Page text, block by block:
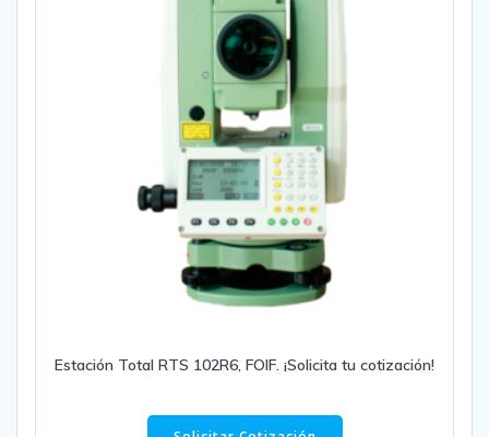
Estación Total RTS 102R6, FOIF. ¡Solicita tu cotización!